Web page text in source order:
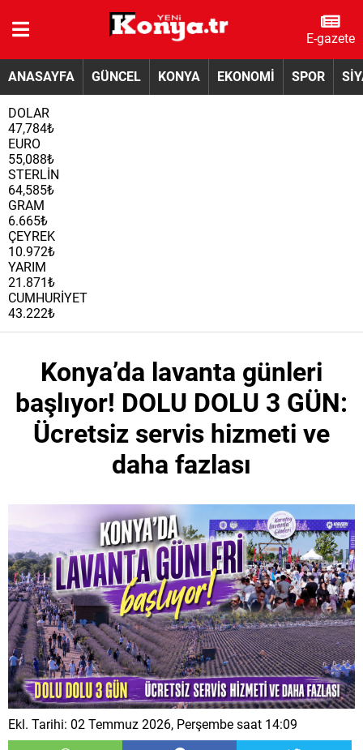
E-gazete
ANASAYFA GÜNCEL KONYA EKONOMİ SPOR
DOLAR
47,784₺
EURO
55,088₺
STERLİN
64,585₺
GRAM
6.665₺
ÇEYREK
10.972₺
YARIM
21.871₺
CUMHURİYET
43.222₺
Konya’da lavanta günleri
başlıyor! DOLU DOLU 3 GÜN:
Ücretsiz servis hizmeti ve
daha fazlası
Ekl. Tarihi: 02 Temmuz 2026, Perşembe saat 14:09